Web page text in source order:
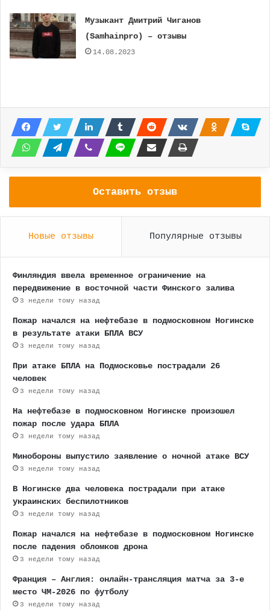
Музыкант Дмитрий Чиганов
(Samhainpro) – отзывы
14.08.2023
Оставить отзыв
Новые отзывы Популярные отзывы
Финляндия ввела временное ограничение на
передвижение в восточной части Финского залива
3 недели тому назад
Пожар начался на нефтебазе в подмосковном Ногинске
в результате атаки БПЛА ВСУ
3 недели тому назад
При атаке БПЛА на Подмосковье пострадали 26
человек
3 недели тому назад
На нефтебазе в подмосковном Ногинске произошел
пожар после удара БПЛА
3 недели тому назад
Минобороны выпустило заявление о ночной атаке ВСУ
3 недели тому назад
В Ногинске два человека пострадали при атаке
украинских беспилотников
3 недели тому назад
Пожар начался на нефтебазе в подмосковном Ногинске
после падения обломков дрона
3 недели тому назад
Франция – Англия: онлайн-трансляция матча за 3-е
место ЧМ-2026 по футболу
3 недели тому назад